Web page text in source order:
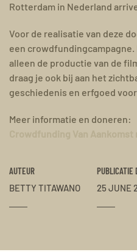
Rotterdam in Nederland
Voor de realisatie van deze
een
alleen de productie van de
draag je ook bij aan het
geschiedenis en erfgoed
Meer informatie en doneren:
AUTEUR
BETTY TITAWANO
PUBLICATIE
25 JUNE